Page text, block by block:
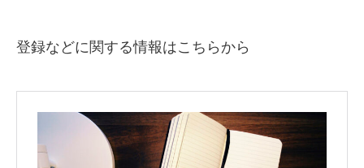
登録などに関する情報はこちらから